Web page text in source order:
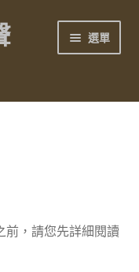
選單
選
展
開
前，請您先詳細閱讀